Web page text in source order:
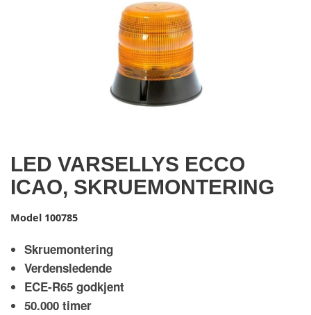
LED VARSELLYS ECCO
ICAO, SKRUEMONTERING
Model 100785
Skruemontering
Verdensledende
ECE-R65 godkjent
50.000 timer